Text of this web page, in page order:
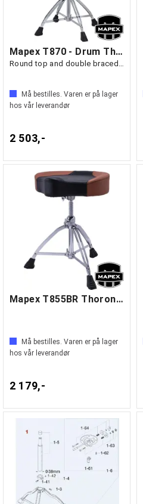
Mapex T870 - Drum Throne with backrest
Round top and double braced quad legs
Må bestilles. Varen er på lager
hos vår leverandør
2 503,-
Mapex T855BR Thorone Brown
Må bestilles. Varen er på lager
hos vår leverandør
2 179,-